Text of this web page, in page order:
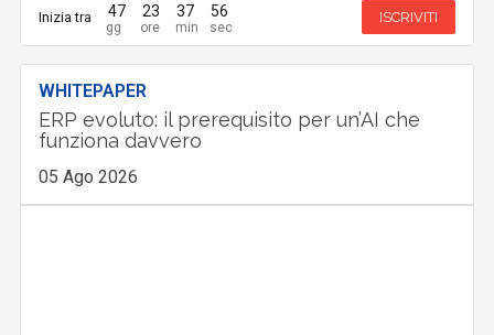
Inizia tra 47 23 37 55 ISCRIVITI
WHITEPAPER
ERP evoluto: il prerequisito per un’AI che
funziona davvero
05 Ago 2026